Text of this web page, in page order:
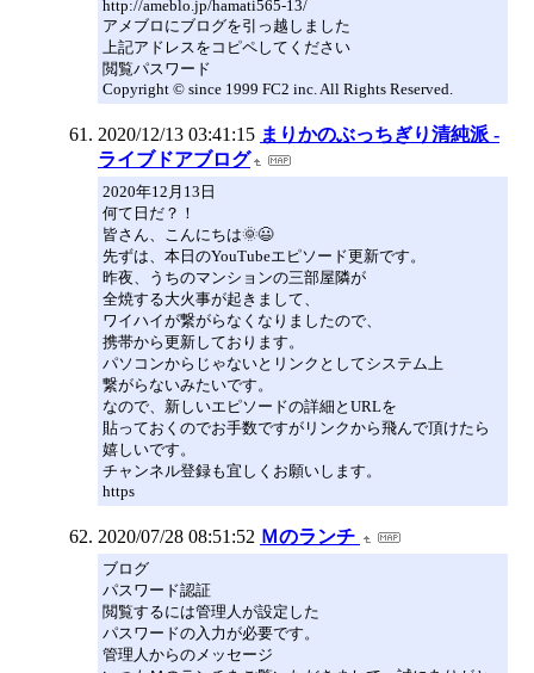
http://ameblo.jp/hamati565-13/
アメブロにブログを引っ越しました
上記アドレスをコピペしてください
閲覧パスワード
Copyright © since 1999 FC2 inc. All Rights Reserved.
2020/12/13 03:41:15 まりかのぶっちぎり清純派 -
ライブドアブログ
2020年12月13日
何て日だ？！
皆さん、こんにちは🌞😃
先ずは、本日のYouTubeエピソード更新です。
昨夜、うちのマンションの三部屋隣が
全焼する大火事が起きまして、
ワイハイが繋がらなくなりましたので、
携帯から更新しております。
パソコンからじゃないとリンクとしてシステム上
繋がらないみたいです。
なので、新しいエピソードの詳細とURLを
貼っておくのでお手数ですがリンクから飛んで頂けたら
嬉しいです。
チャンネル登録も宜しくお願いします。
https
2020/07/28 08:51:52 Ｍのランチ
ブログ
パスワード認証
閲覧するには管理人が設定した
パスワードの入力が必要です。
管理人からのメッセージ